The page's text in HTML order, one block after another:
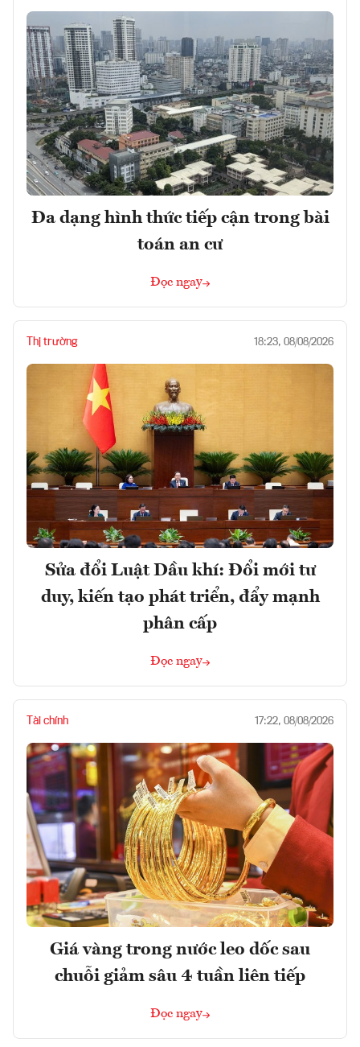
Đa dạng hình thức tiếp cận trong bài
toán an cư
Đọc ngay
Thị trường 18:23, 08/08/2026
Sửa đổi Luật Dầu khí: Đổi mới tư
duy, kiến tạo phát triển, đẩy mạnh
phân cấp
Đọc ngay
Tài chính 17:22, 08/08/2026
Giá vàng trong nước leo dốc sau
chuỗi giảm sâu 4 tuần liên tiếp
Đọc ngay